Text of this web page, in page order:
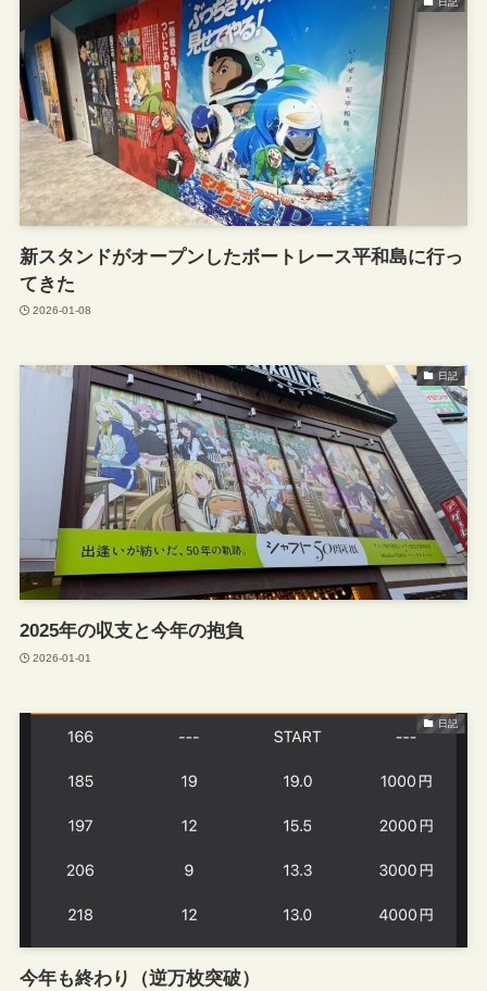
新スタンドがオープンしたボートレース平和島に行っ
てきた
2026-01-08
日記
2025年の収支と今年の抱負
2026-01-01
日記
今年も終わり（逆万枚突破）